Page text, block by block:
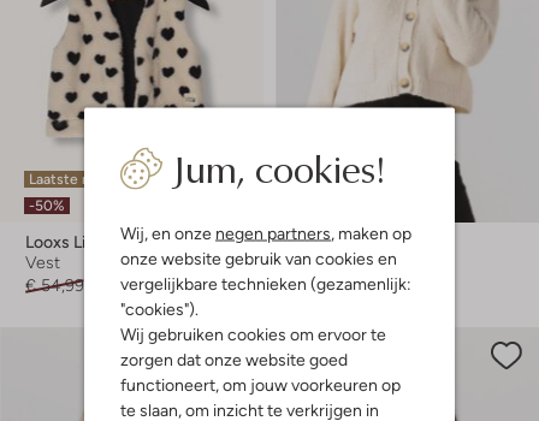
Jum, cookies!
Wij, en onze negen partners, maken op
onze website gebruik van cookies en
vergelijkbare technieken (gezamenlijk:
"cookies").
Wij gebruiken cookies om ervoor te
zorgen dat onze website goed
functioneert, om jouw voorkeuren op
te slaan, om inzicht te verkrijgen in
Laatste maten
-50%
Looxs Little
Vest
€ 54,99
€ 26,99
Laatste items
Vanessa Bruno
Vest
€ 274,99 € 109,99